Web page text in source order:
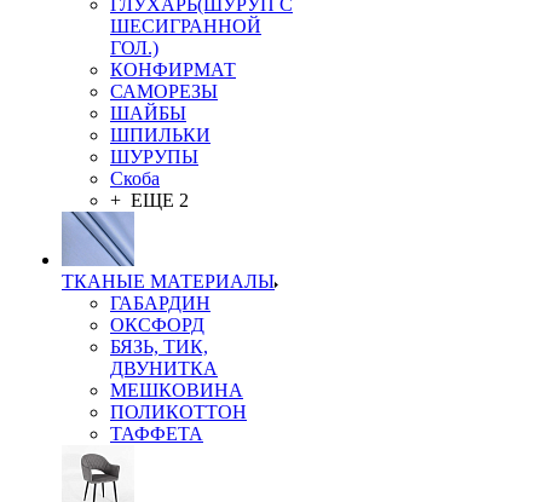
ГЛУХАРЬ(ШУРУП С
ШЕСИГРАННОЙ
ГОЛ.)
КОНФИРМАТ
САМОРЕЗЫ
ШАЙБЫ
ШПИЛЬКИ
ШУРУПЫ
Скоба
+ ЕЩЕ 2
ТКАНЫЕ МАТЕРИАЛЫ
ГАБАРДИН
ОКСФОРД
БЯЗЬ, ТИК,
ДВУНИТКА
МЕШКОВИНА
ПОЛИКОТТОН
ТАФФЕТА